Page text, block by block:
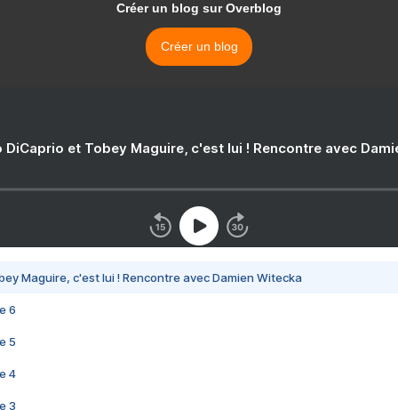
Créer un blog sur Overblog
Créer un blog
DiCaprio et Tobey Maguire, c'est lui ! Rencontre avec
Maguire, c'est lui ! Rencontre avec Damien Witecka
6
5
4
3